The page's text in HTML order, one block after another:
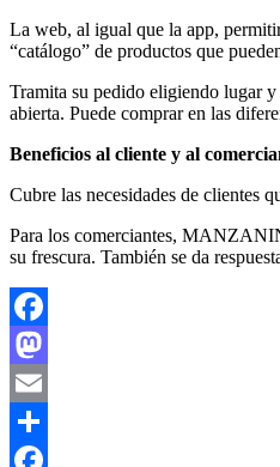
La web, al igual que la app,
“catálogo” de productos que
Tramita su pedido eligiendo lugar
abierta. Puede comprar en las
Beneficios al cliente y al
Cubre las necesidades de clientes
Para los comerciantes,
su frescura. También se da
Facebook
Mastodon
Email
Compartir